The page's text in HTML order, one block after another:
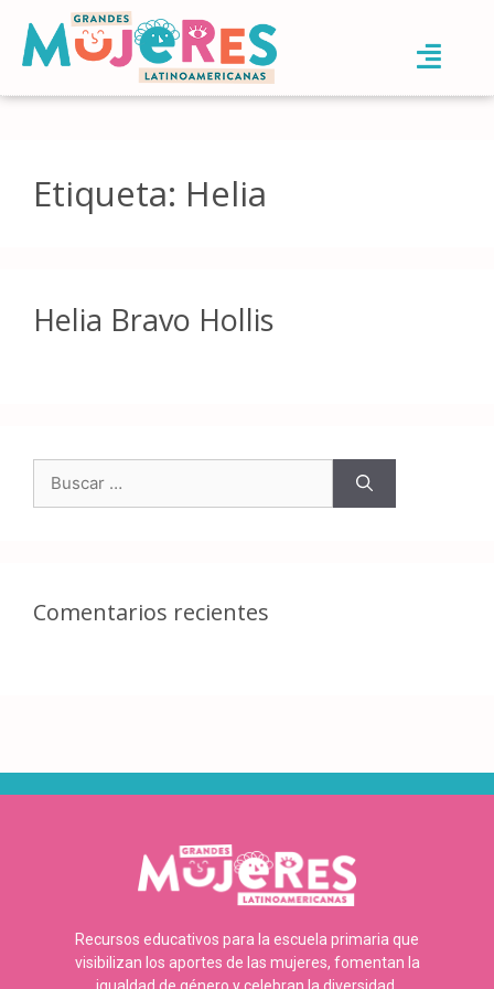
Etiqueta: Helia
Helia Bravo Hollis
Comentarios recientes
Recursos educativos para la escuela primaria que
visibilizan los aportes de las mujeres, fomentan la
igualdad de género y celebran la diversidad.